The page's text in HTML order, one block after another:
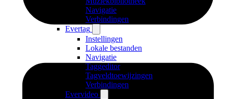
Navigatie
Verbindingen
Evertag
Instellingen
Lokale bestanden
Navigatie
Taggeditor
Tagveldtoewijzingen
Verbindingen
Evervideo